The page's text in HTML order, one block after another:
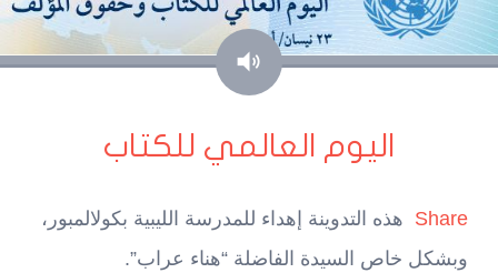
صوت
اليوم العالمي للكتاب
Share هذه التدوينة إهداء للمدرسة الليبية بكولالمبور،
وبشكل خاص السيدة الفاضلة “هناء عراب”.